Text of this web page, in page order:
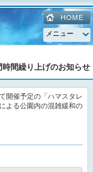
HOME
時間繰り上げのお知らせ
開催予定の「ハマスタレ
よる公園内の混雑緩和の